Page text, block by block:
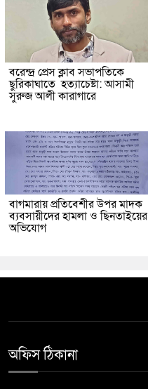
বরেন্দ্র প্রেস ক্লাব সভাপতিকে
ছুরিকাঘাতে হত্যাচেষ্টা: আসামী
সুরুজ আলী কারাগারে
বাগমারায় প্রতিবেশীর উপর মাদক
ব্যবসায়ীদের হামলা ও ছিনতাইয়ের
অভিযোগ
অফিস ঠিকানা